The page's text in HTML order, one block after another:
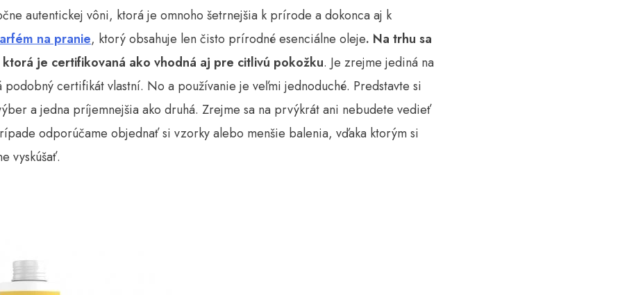
autentickej vôni, ktorá je omnoho šetrnejšia k prírode a dokonca aj k
na pranie, ktorý obsahuje len čisto prírodné esenciálne oleje. Na trhu sa
ktorá je certifikovaná ako vhodná aj pre citlivú pokožku. Je zrejme jediná na
podobný certifikát vlastní. No a používanie je veľmi jednoduché. Predstavte si
a jedna príjemnejšia ako druhá. Zrejme sa na prvýkrát ani nebudete vedieť
odporúčame objednať si vzorky alebo menšie balenia, vďaka ktorým si
vyskúšať.